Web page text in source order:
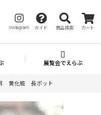
instagram ガイド 商品検索 カート
展覧会でえらぶ
黄化粧 長ポット